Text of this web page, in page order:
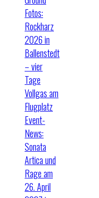
Fotos:
Rockharz
2026 in
Ballenstedt
– vier
Tage
Vollgas am
Flugplatz
Event-
News:
Sonata
Artica und
Rage am
26. April